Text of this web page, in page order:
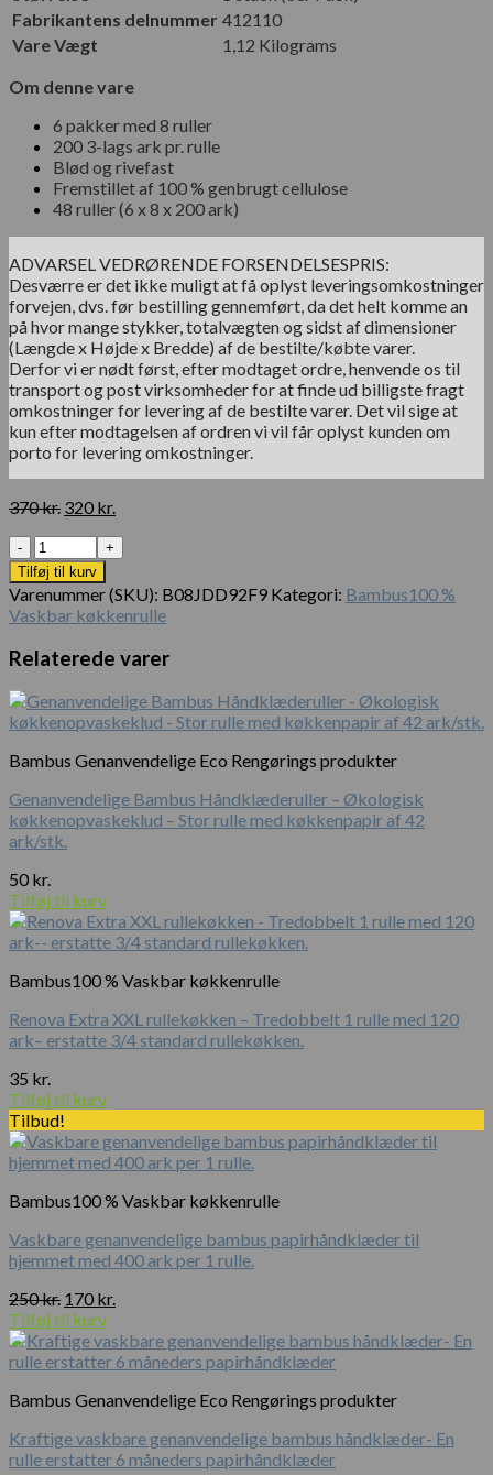
Fabrikantens delnummer ‎412110
Vare Vægt
1,12 Kilograms
Om denne vare
6 pakker med 8 ruller
200 3-lags ark pr. rulle
Blød og rivefast
Fremstillet af 100 % genbrugt cellulose
48 ruller (6 x 8 x 200 ark)
ADVARSEL VEDRØRENDE FORSENDELSESPRIS:
Desværre er det ikke muligt at få oplyst leveringsomkostninger
forvejen, dvs. før bestilling gennemført, da det helt komme an
på hvor mange stykker, totalvægten og sidst af dimensioner
(Længde x Højde x Bredde) af de bestilte/købte varer.
Derfor vi er nødt først, efter modtaget ordre, henvende os til
transport og post virksomheder for at finde ud billigste fragt
omkostninger for levering af de bestilte varer. Det vil sige at
kun efter modtagelsen af ordren vi vil får oplyst kunden om
porto for levering omkostninger.
370kr. Den
var:
370 kr..
320 kr.
320 kr..
Antal
Tilføj til kurv
Varenummer (SKU): B08JDD92F9 Kategori: Bambus100 %
Vaskbar køkkenrulle
Relaterede varer
Bambus Genanvendelige Eco Rengørings produkter
Genanvendelige Bambus Håndklæderuller – Økologisk
køkkenopvaskeklud – Stor rulle med køkkenpapir af 42
ark/stk.
50 kr.
Tilføj til kurv
Bambus100 % Vaskbar køkkenrulle
Renova Extra XXL rullekøkken – Tredobbelt 1 rulle med 120
ark– erstatte 3/4 standard rullekøkken.
35 kr.
Tilføj til kurv
Tilbud!
Bambus100 % Vaskbar køkkenrulle
Vaskbare genanvendelige bambus papirhåndklæder til
hjemmet med 400 ark per 1 rulle.
250kr. Den
oprindelige
pris
var:
170 kr.
pris
er:
Tilføj til kurv
Bambus Genanvendelige Eco Rengørings produkter
Kraftige vaskbare genanvendelige bambus håndklæder- En
rulle erstatter 6 måneders papirhåndklæder